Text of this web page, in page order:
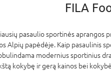
FILA
pasaulio sportinės aprangos
Alpių papėdėje. Kaip pasaulinis
modernius sportinius
kokybę ir gerą kainos bei